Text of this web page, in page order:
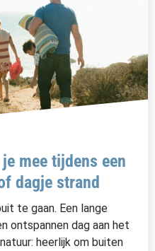
mee tijdens een
dagje strand
te gaan. Een lange
ontspannen dag aan het
heerlijk om buiten